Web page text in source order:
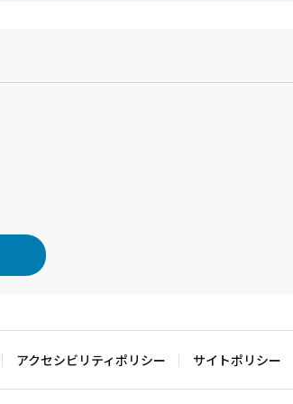
アクセシビリティポリシー サイトポリシー